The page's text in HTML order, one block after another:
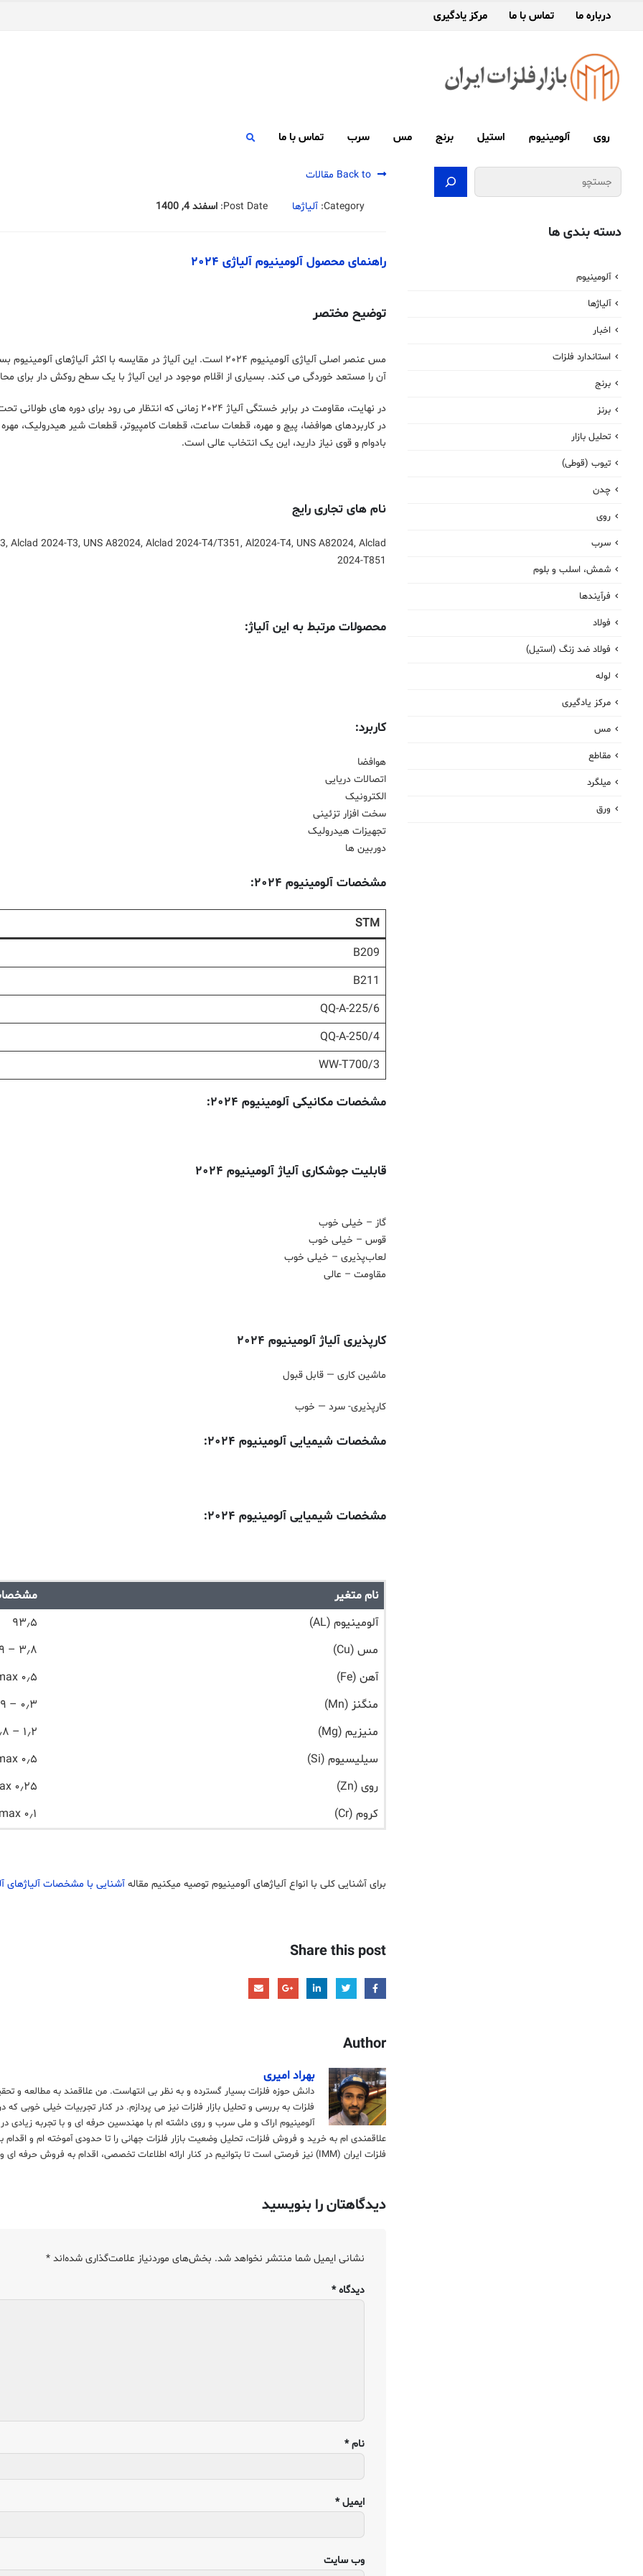
درباره ما تماس با ما مرکز یادگیری
روی آلومینیوم استیل برنج مس سرب تماس با ما
Back to مقالات
Category: آلیاژها Post Date: اسفند 4, 1400
راهنمای محصول آلومینیوم آلیاژی ۲۰۲۴
توضیح مختصر
مس عنصر اصلی آلیاژی آلومینیوم ۲۰۲۴ است. این آلیاژ در مقایسه با
آن را مستعد خوردگی می کند. بسیاری از اقلام موجود در این آلیاژ با یک سطح روکش دار برای محافظت از مواد
در نهایت، مقاومت در برابر خستگی آلیاژ ۲۰۲۴ زمانی که انتظار
در کاربردهای هوافضا، پیچ و مهره، قطعات ساعت، قطعات کامپیوتر، قطعات شیر هیدرولیک،
بادوام و قوی نیاز دارید، این یک انتخاب عالی است.
نام های تجاری رایج
Alclad 2024-T3, UNS A82024, Alclad 2024-T4/T351, Al2024-T4, UNS A82024, Alclad
2024-T851
محصولات مرتبط به این آلیاژ:
کاربرد:
هوافضا
اتصالات دریایی
الکترونیک
سخت افزار تزئینی
تجهیزات هیدرولیک
دوربین ها
مشخصات آلومینیوم ۲۰۲۴:
STM
B209
B211
QQ-A-225/6
QQ-A-250/4
WW-T700/3
مشخصات مکانیکی آلومینیوم ۲۰۲۴:
قابلیت جوشکاری آلیاژ آلومینیوم ۲۰۲۴
گاز – خیلی خوب
قوس – خیلی خوب
لعاب‌پذیری – خیلی خوب
مقاومت – عالی
کارپذیری آلیاژ آلومینیوم ۲۰۲۴
ماشین کاری — قابل قبول
کارپذیری- سرد — خوب
مشخصات شیمیایی آلومینیوم ۲۰۲۴:
مشخصات شیمیایی آلومینیوم ۲۰۲۴:
نام متغیر
آلومینیوم (AL)
۹۳٫۵
مس (Cu)
۳٫۸ – ۴٫۹
آهن (Fe)
۰٫۵ max
منگنز (Mn)
۰٫۳ – ۰٫۹
منیزیم (Mg)
۱٫۲ – ۱٫۸
سیلیسیوم (Si)
۰٫۵ max
روی (Zn)
۰٫۲۵ max
کروم (Cr)
۰٫۱ max
برای آشنایی کلی با انواع آلیاژهای آلومینیوم توصیه میکنیم مقالهآشنایی با مشخصات آلیاژهای
Share this post
Author
بهراد امیری
دانش حوزه فلزات بسیار گسترده و به نظر بی انتهاست. من علاقمند به مطالعه و
فلزات به بررسی و تحلیل بازار فلزات نیز می پردازم. در کنار تجربیات خیلی خوبی
آلومینیوم اراک و ملی سرب و روی داشته ام با مهندسین حرفه ای و با تجربه زیادی
علاقمندی ام به خرید و فروش فلزات، تحلیل وضعیت بازار فلزات جهانی را تا حدودی آموخته ام و
فلزات ایران (IMM) نیز فرصتی است تا بتوانیم در کنار ارائه اطلاعات تخصصی، اقدام به فروش حرفه ای و تخصصی فلزات در کشور نماییم.
دیدگاهتان را بنویسید
نشانی ایمیل شما منتشر نخواهد شد. بخش‌های موردنیاز علامت‌گذاری شده‌اند*
دیدگاه*
نام*
ایمیل*
وب‌ سایت
جستجو
دسته بندی ها
آلومینیوم
آلیاژها
اخبار
استاندارد فلزات
برنج
برنز
تحلیل بازار
تیوب (قوطی)
چدن
روی
سرب
شمش، اسلب و بلوم
فرآیندها
فولاد
فولاد ضد زنگ (استیل)
لوله
مرکز یادگیری
مس
مقاطع
میلگرد
ورق